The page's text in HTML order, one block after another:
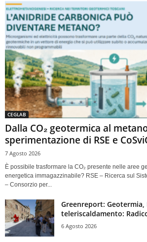
CEGLAB
Dalla CO₂ geotermica al
sperimentazione di RSE e
7 Agosto 2026
È possibile trasformare la CO₂ presente nelle aree
energetica immagazzinabile? RSE – Ricerca sul
– Consorzio per...
Greenreport:
teleriscaldamento:
6 Agosto 2026